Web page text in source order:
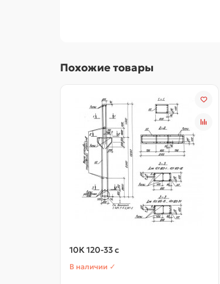
Похожие товары
10К 120-33 с
В наличии ✓